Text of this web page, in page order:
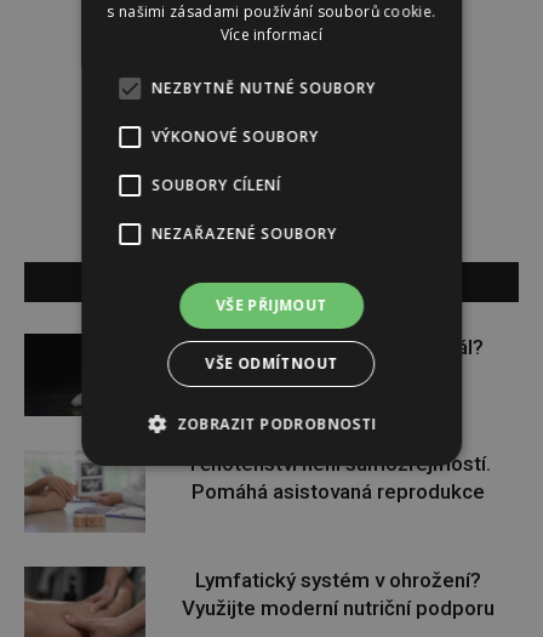
Redakce
Redakce magazínu Instinkt.
SOUVISEJÍCÍ ČLÁNKY
Budou se vraždit malé děti dál?
Těhotenství není samozřejmostí.
Pomáhá asistovaná reprodukce
Lymfatický systém v ohrožení?
Využijte moderní nutriční podporu
s našimi zásadami používání souborů cookie.
Více informací
NEZBYTNĚ NUTNÉ SOUBORY
VÝKONOVÉ SOUBORY
SOUBORY CÍLENÍ
NEZAŘAZENÉ SOUBORY
VŠE PŘIJMOUT
VŠE ODMÍTNOUT
ZOBRAZIT PODROBNOSTI